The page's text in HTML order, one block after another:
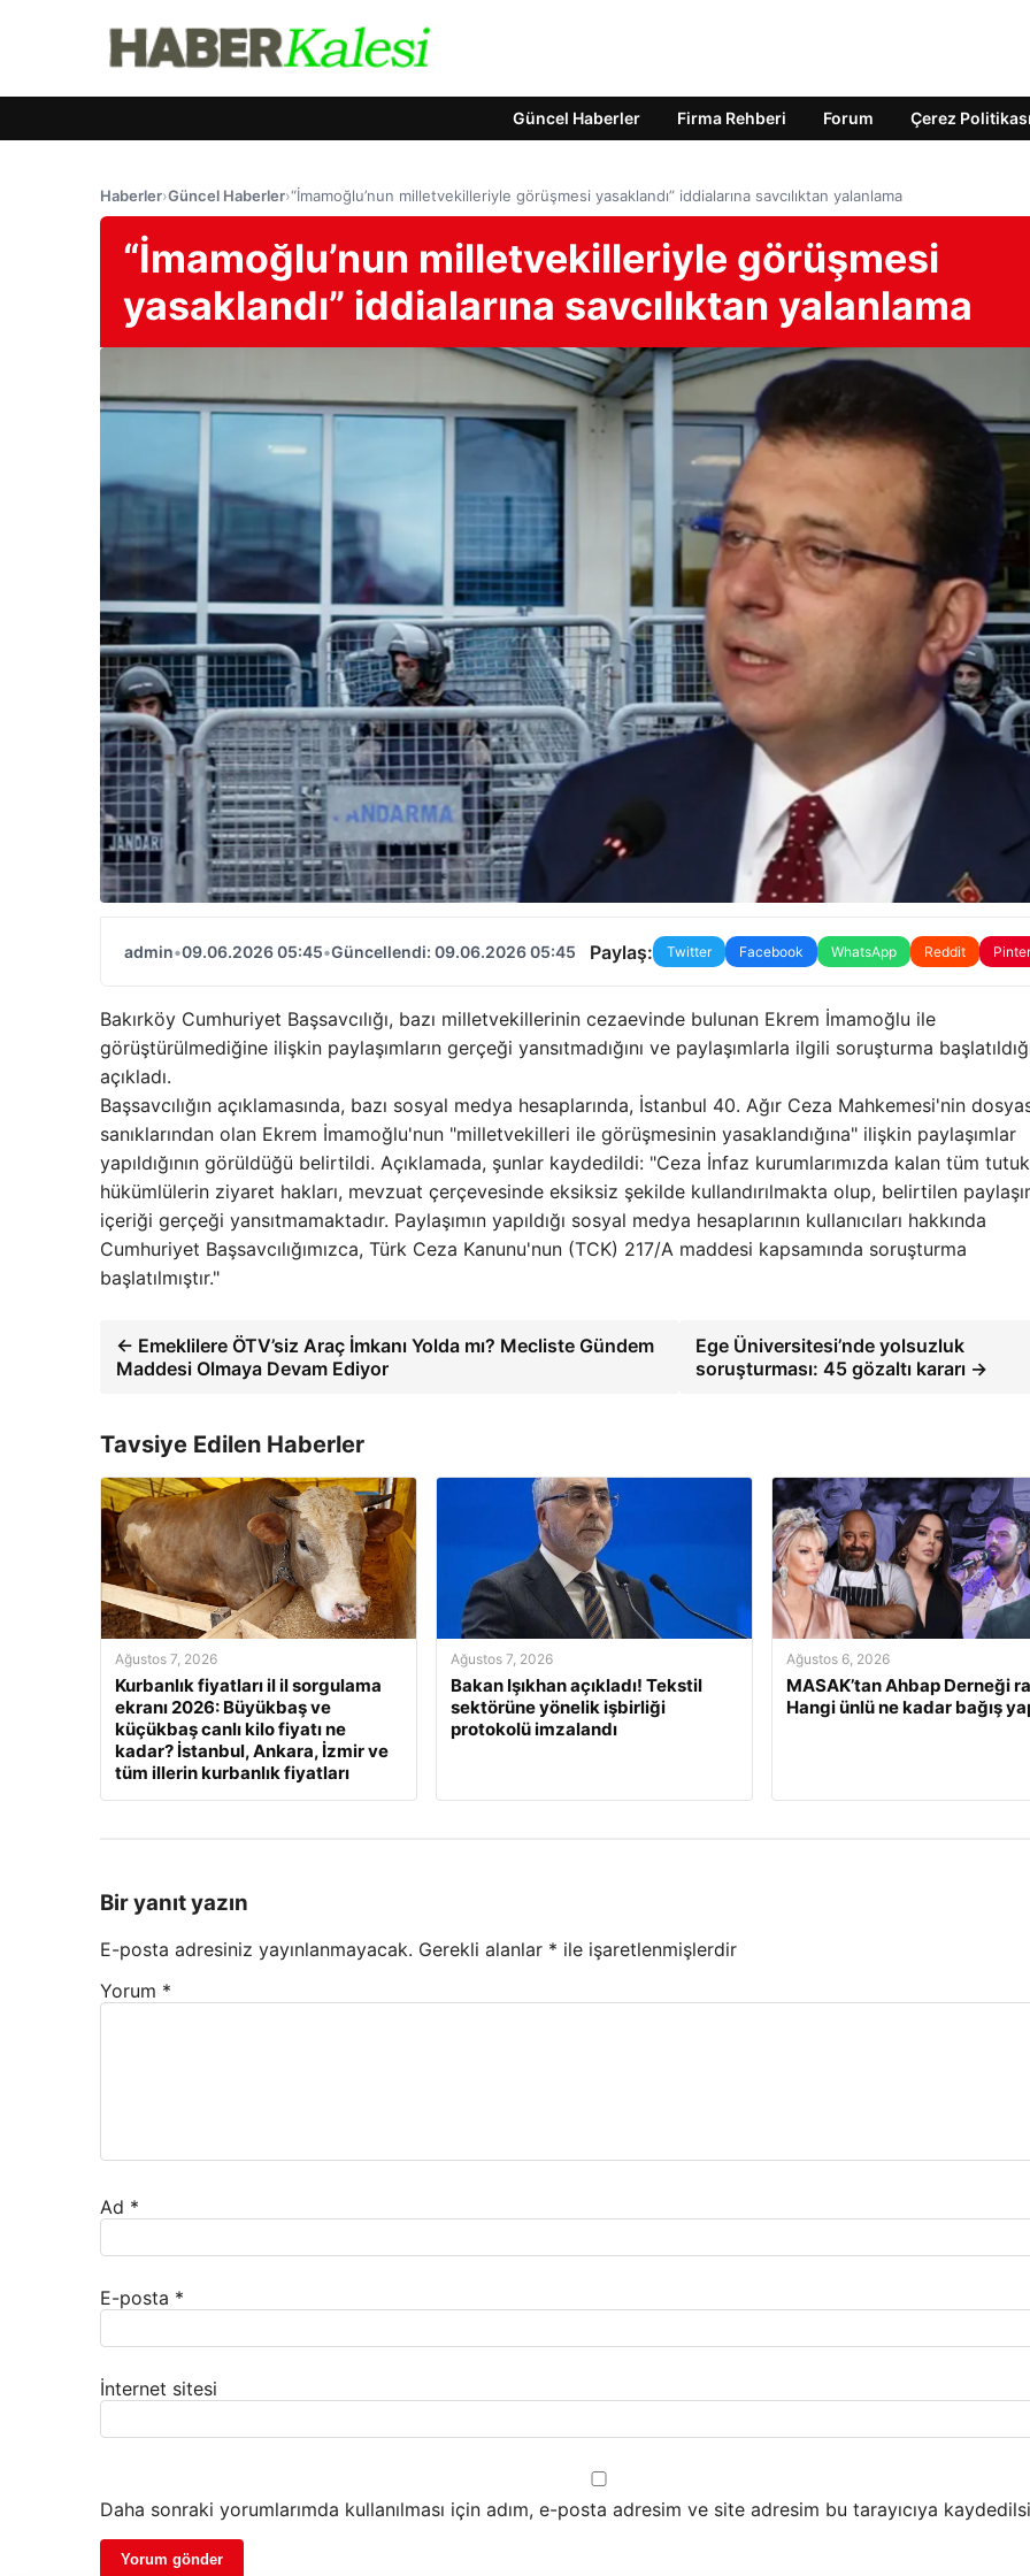
Güncel Haberler Firma Rehberi Forum Çerez Politikası
Haberler›Güncel Haberler›“İmamoğlu’nun milletvekilleriyle görüşmesi yasaklandı” iddialarına savcılıktan yalanlama
“İmamoğlu’nun milletvekilleriyle görüşmesi
yasaklandı” iddialarına savcılıktan yalanlama
admin•09.06.2026 05:45•Güncellendi: 09.06.2026 05:45 Paylaş: Twitter Facebook WhatsApp Reddit
Bakırköy Cumhuriyet Başsavcılığı, bazı milletvekillerinin cezaevinde bulunan Ekrem İmamoğlu ile
görüştürülmediğine ilişkin paylaşımların gerçeği yansıtmadığını ve paylaşımlarla ilgili soruşturma
açıkladı.
Başsavcılığın açıklamasında, bazı sosyal medya hesaplarında, İstanbul 40. Ağır Ceza Mahkemesi'nin
sanıklarından olan Ekrem İmamoğlu'nun "milletvekilleri ile görüşmesinin yasaklandığına" ilişkin paylaşımlar
yapıldığının görüldüğü belirtildi. Açıklamada, şunlar kaydedildi: "Ceza İnfaz kurumlarımızda kalan tüm
hükümlülerin ziyaret hakları, mevzuat çerçevesinde eksiksiz şekilde kullandırılmakta olup, belirtilen
içeriği gerçeği yansıtmamaktadır. Paylaşımın yapıldığı sosyal medya hesaplarının kullanıcıları hakkında
Cumhuriyet Başsavcılığımızca, Türk Ceza Kanunu'nun (TCK) 217/A maddesi kapsamında soruşturma
başlatılmıştır."
← Emeklilere ÖTV’siz Araç İmkanı Yolda mı? Mecliste Gündem
Maddesi Olmaya Devam Ediyor
Ege Üniversitesi’nde yolsuzluk
soruşturması: 45 gözaltı kararı →
Tavsiye Edilen Haberler
Ağustos 7, 2026
Kurbanlık fiyatları il il sorgulama
ekranı 2026: Büyükbaş ve
küçükbaş canlı kilo fiyatı ne
kadar? İstanbul, Ankara, İzmir ve
tüm illerin kurbanlık fiyatları
Ağustos 7, 2026
Bakan Işıkhan açıkladı! Tekstil
sektörüne yönelik işbirliği
protokolü imzalandı
Ağustos 6, 2026
MASAK’tan Ahbap Derneği
Hangi ünlü ne kadar bağış
Bir yanıt yazın
E-posta adresiniz yayınlanmayacak. Gerekli alanlar * ile işaretlenmişlerdir
Yorum *
Ad *
E-posta *
İnternet sitesi
Daha sonraki yorumlarımda kullanılması için adım, e-posta adresim ve site adresim bu tarayıcıya